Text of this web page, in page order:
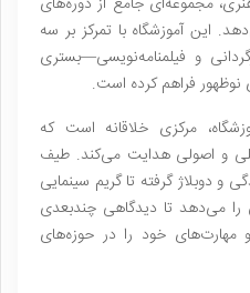
این آموزشگاه با تمرکز بر سه
و فیلمنامه‌نویسی—بستری
نوظهور فراهم کرده است.
مرکزی خلاقانه است که
و اصولی هدایت می‌کند. طیف
و دوبلاژ گرفته تا گریم سینمایی
را می‌دهد تا دیدگاهی چندبعدی
مهارت‌های خود را در حوزه‌های